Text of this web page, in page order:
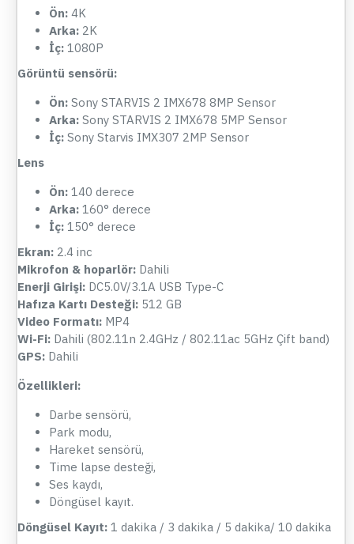
Ön: 4K
Arka: 2K
İç: 1080P
Görüntü sensörü:
Ön: Sony STARVIS 2 IMX678 8MP Sensor
Arka: Sony STARVIS 2 IMX678 5MP Sensor
İç: Sony Starvis IMX307 2MP Sensor
Lens
Ön: 140 derece
Arka: 160° derece
İç: 150° derece
Ekran: 2.4 inc
Mikrofon & hoparlör: Dahili
Enerji Girişi: DC5.0V/3.1A USB Type-C
Hafıza Kartı Desteği: 512 GB
Video Formatı: MP4
Wi-Fi: Dahili (802.11n 2.4GHz / 802.11ac 5GHz Çift band)
GPS: Dahili
Özellikleri:
Darbe sensörü,
Park modu,
Hareket sensörü,
Time lapse desteği,
Ses kaydı,
Döngüsel kayıt.
Döngüsel Kayıt: 1 dakika / 3 dakika / 5 dakika/ 10 dakika